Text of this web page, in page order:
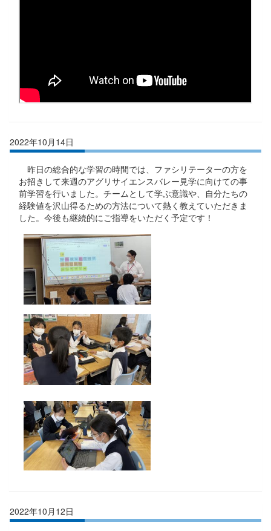
2022年10月14日
昨日の総合的な学習の時間では、ファシリテーターの方を
お招きして来週のアグリサイエンスバレー見学に向けての事
前学習を行いました。チームとして学ぶ意識や、自分たちの
経験値を沢山得るための方法について熱く教えていただきま
した。今後も継続的にご指導をいただく予定です！
2022年10月12日